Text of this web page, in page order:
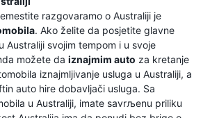
razgovaramo o Australiji je
. Ako želite da posjetite glavne
Australiji svojim tempom i u svoje
možete da iznajmim auto za kretanje
iznajmljivanje usluga u Australiji, a
auto hire dobavljači usluga. Sa
u Australiji, imate savrљenu priliku